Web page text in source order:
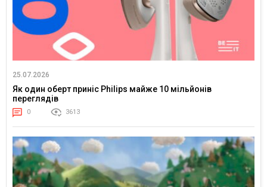
25.07.2026
Як один оберт приніс Philips майже 10 мільйонів
переглядів
0 3613